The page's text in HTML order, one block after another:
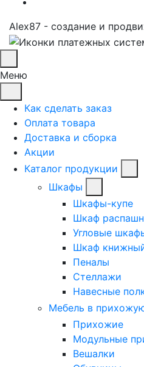
Alex87 - создание и
Меню
Как сделать заказ
Оплата товара
Доставка и сборка
Акции
Каталог продукции
Шкафы
Шкафы-купе
Шкаф
Угловые
Шкаф
Пеналы
Стеллажи
Навесные
Мебель в
Прихожие
Модульные
Вешалки